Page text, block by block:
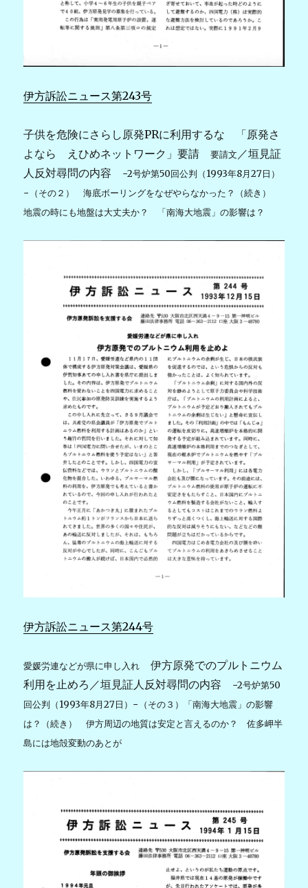
伊方訴訟ニュース第243号
子供を危険にさらし原発PRに利用するな 「原発さ
よなら えひめネットワーク」要請要請文 ／垣見証
人反対尋問の内容
−2号炉第50回公判（1993年8月27日）
−（その２） 海底ボーリングをなぜやらなかった？（続き）
地震の時にも地盤は大丈夫か？ 「南海大地震」の影響は？
伊方訴訟ニュース第244号
愛媛労連などが県に申し入れ
伊方原発でのプルトニウム
利用を止めろ／垣見証人反対尋問の内容
−2号炉第50
回公判（1993年8月27日）−（その３）「南海大地震」の影響
は？（続き） 伊方周辺の地質は安定と言えるのか？佐多岬半
島には地殻変動のあとが